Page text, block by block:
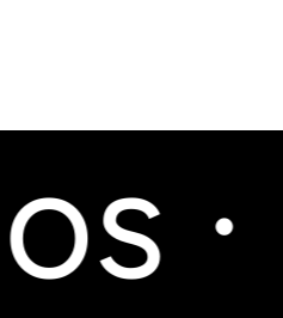
·